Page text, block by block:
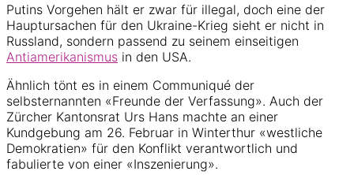
Putins Vorgehen hält er zwar für illegal, doch eine der
Hauptursachen für den Ukraine-Krieg sieht er nicht in
Russland, sondern passend zu seinem einseitigen
Antiamerikanismus in den USA.
Ähnlich tönt es in einem Communiqué der
selbsternannten «Freunde der Verfassung». Auch der
Zürcher Kantonsrat Urs Hans machte an einer
Kundgebung am 26. Februar in Winterthur «westliche
Demokratien» für den Konflikt verantwortlich und
fabulierte von einer «Inszenierung».